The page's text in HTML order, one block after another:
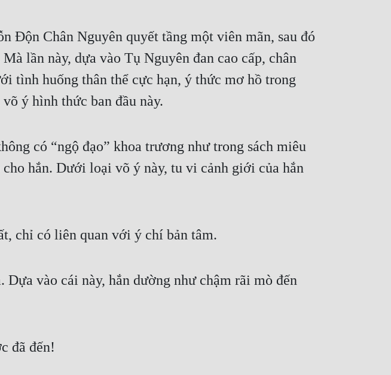
Chân Nguyên quyết tầng một viên mãn, sau đó
lần này, dựa vào Tụ Nguyên đan cao cấp, chân
tình huống thân thể cực hạn, ý thức mơ hồ trong
ý hình thức ban đầu này.
có “ngộ đạo” khoa trương như trong sách miêu
hắn. Dưới loại võ ý này, tu vi cảnh giới của hắn
chỉ có liên quan với ý chí bản tâm.
vào cái này, hắn dường như chậm rãi mò đến
đã đến!